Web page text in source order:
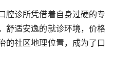
腔诊所凭借着自身过硬的专
舒适安逸的就诊环境，价格
的社区地理位置，成为了口